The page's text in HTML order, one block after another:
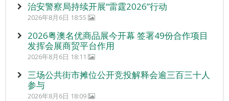
治安警察局持续开展“雷霆2026”行动
2026年8月6日 18:55
2026粤澳名优商品展今开幕 签署49份合作项目
发挥会展商贸平台作用
2026年8月6日 18:11
三场公共街市摊位公开竞投解释会逾三百三十人
参与
2026年8月6日 18:09